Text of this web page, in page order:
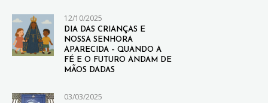
12/10/2025
DIA DAS CRIANÇAS E
NOSSA SENHORA
APARECIDA – QUANDO A
FÉ E O FUTURO ANDAM DE
MÃOS DADAS
03/03/2025